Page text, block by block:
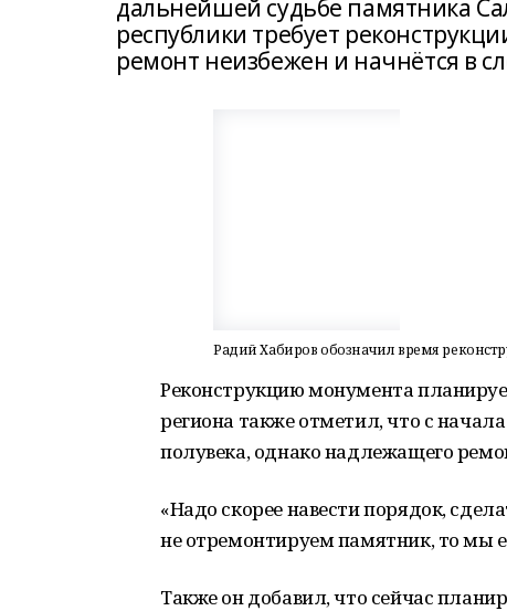
дальнейшей судьбе памятника
республики требует
ремонт неизбежен и начнётся в
Радий Хабиров обозначил время
Реконструкцию монумента
региона также отметил, что с
полувека, однако надлежащего
«Надо скорее навести порядок,
не отремонтируем памятник, то мы
Также он добавил, что сейчас